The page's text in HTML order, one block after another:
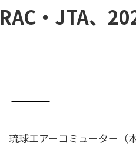
RAC・JTA、
琉球エアーコミューター（